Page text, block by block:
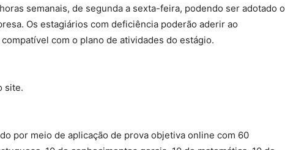
semanais, de segunda a sexta-feira, podendo ser adotado o
Os estagiários com deficiência poderão aderir ao
com o plano de atividades do estágio.
site.
por meio de aplicação de prova objetiva online com 60